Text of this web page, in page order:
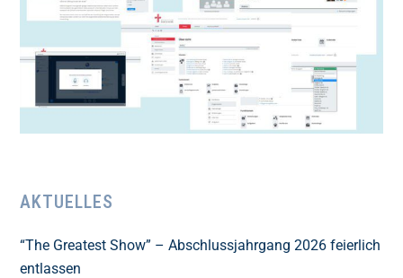
AKTUELLES
“The Greatest Show” – Abschlussjahrgang 2026 feierlich
entlassen